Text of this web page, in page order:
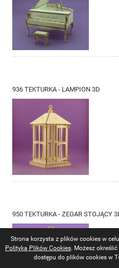
Strona korzysta z plików cookies w
Polityką Plików Cookies. Możesz
dostępu do plików cookies w
936 TEKTURKA - LAMPION 3D
950 TEKTURKA - ZEGAR STOJĄCY